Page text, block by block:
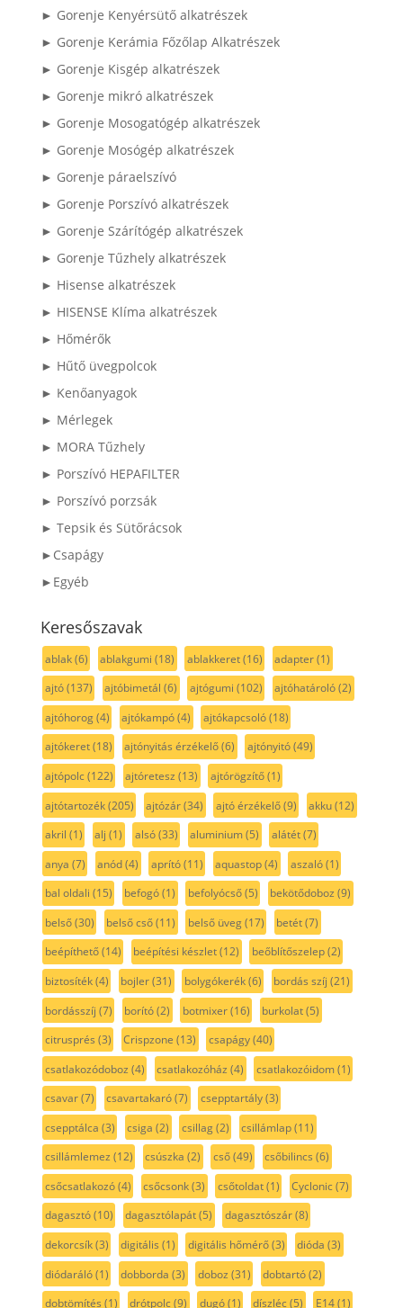
► Gorenje Kenyérsütő alkatrészek
► Gorenje Kerámia Főzőlap Alkatrészek
► Gorenje Kisgép alkatrészek
► Gorenje mikró alkatrészek
► Gorenje Mosogatógép alkatrészek
► Gorenje Mosógép alkatrészek
► Gorenje páraelszívó
► Gorenje Porszívó alkatrészek
► Gorenje Szárítógép alkatrészek
► Gorenje Tűzhely alkatrészek
► Hisense alkatrészek
► HISENSE Klíma alkatrészek
► Hőmérők
► Hűtő üvegpolcok
► Kenőanyagok
► Mérlegek
► MORA Tűzhely
► Porszívó HEPAFILTER
► Porszívó porzsák
► Tepsik és Sütőrácsok
►Csapágy
►Egyéb
Keresőszavak
ablak(6) ablakgumi (18) ablakkeret(16) adapter(1)
ajtó(137) ajtóbimetál (6) ajtógumi (102) ajtóhatároló(2)
ajtóhorog(4) ajtókampó(4) ajtókapcsoló(18)
ajtókeret(18) ajtónyitás érzékelő(6) ajtónyitó(49)
ajtópolc(122) ajtóretesz (13) ajtórögzítő(1)
ajtótartozék(205) ajtózár(34) ajtó érzékelő(9) akku(12)
akril (1) alj (1) alsó(33) aluminium(5) alátét(7)
anya (7) anód(4) aprító(11) aquastop(4) aszaló(1)
bal oldali (15) befogó(1) befolyócső(5) bekötődoboz (9)
belső(30) belső cső(11) belső üveg(17) betét(7)
beépíthető(14) beépítési készlet(12) beőblítőszelep(2)
biztosíték(4) bojler(31) bolygókerék(6) bordás szíj (21)
bordásszíj (7) borító(2) botmixer(16) burkolat(5)
citrusprés (3) Crispzone (13) csapágy(40)
csatlakozódoboz (4) csatlakozóház (4) csatlakozóidom(1)
csavar(7) csavartakaró(7) csepptartály(3)
csepptálca (3) csiga (2) csillag(2) csillámlap(11)
csillámlemez (12) csúszka (2) cső(49) csőbilincs (6)
csőcsatlakozó(4) csőcsonk(3) csőtoldat(1) Cyclonic(7)
dagasztó(10) dagasztólapát(5) dagasztószár(8)
dekorcsík(3) digitális (1) digitális hőmérő(3) dióda (3)
diódaráló(1) dobborda (3) doboz (31) dobtartó(2)
dobtömítés (1) drótpolc(9) dugó(1) díszléc(5) E14(1)